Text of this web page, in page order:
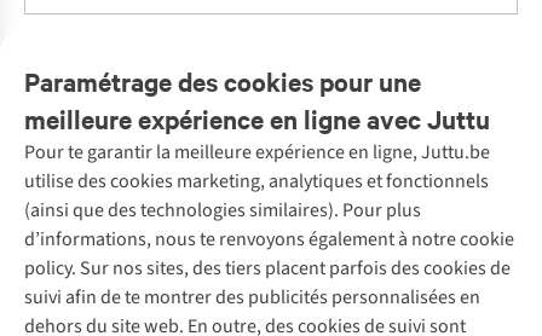
Animal print actu
Paramétrage des cookies pour une
meilleure expérience en ligne avec Juttu
Pour te garantir la meilleure expérience en ligne, Juttu.be
utilise des cookies marketing, analytiques et fonctionnels
(ainsi que des technologies similaires). Pour plus
d’informations, nous te renvoyons également à notre cookie
policy. Sur nos sites, des tiers placent parfois des cookies de
suivi afin de te montrer des publicités personnalisées en
dehors du site web. En outre, des cookies de suivi sont
Service client
Questions fréquentes
Commander
Payer
10 % réduction étudiants
Nos services
Vintage - ReJUsed
Atelier de couture
Juttu